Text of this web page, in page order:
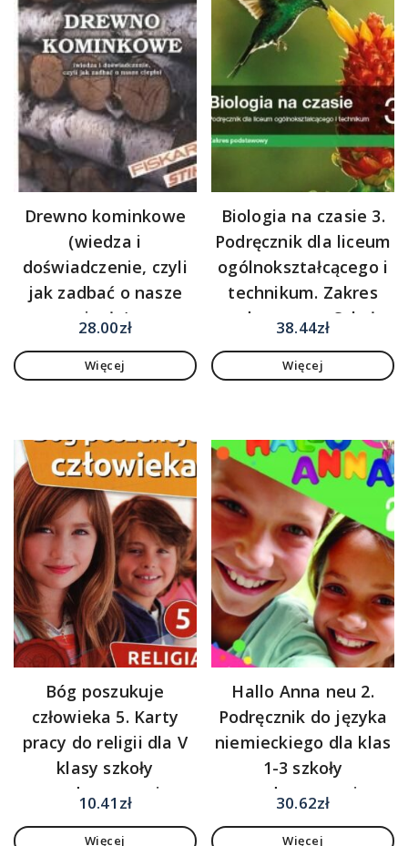
Drewno kominkowe
(wiedza i
doświadczenie, czyli
jak zadbać o nasze
ciepło).
28.00zł
Więcej
Biologia na czasie 3.
Podręcznik dla liceum
ogólnokształcącego i
technikum. Zakres
podstawowy. Szkoły
38.44zł
Więcej
Bóg poszukuje
człowieka 5. Karty
pracy do religii dla V
klasy szkoły
podstawowej
10.41 zł
Więcej
Hallo Anna neu 2.
Podręcznik do języka
niemieckiego dla klas
1-3 szkoły
podstawowej
30.62zł
Więcej